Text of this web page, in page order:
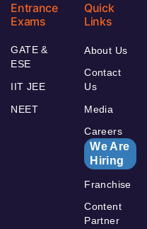
Entrance
Exams
GATE &
ESE
IIT JEE
NEET
Quick
Links
About Us
Contact
Us
Media
Careers
We Are
Hiring
Franchise
Content
Partner